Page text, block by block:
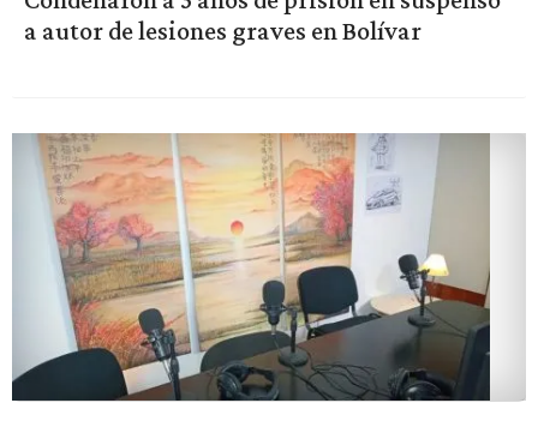
a autor de lesiones graves en Bolívar